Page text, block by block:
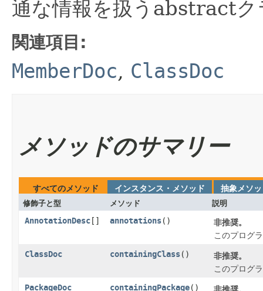
通な情報を扱うabstractク
関連項目:
MemberDoc, ClassDoc
メソッドのサマリー
すべてのメソッド インスタンス・メソッド 抽象メソ
修飾子と型 メソッド 説明
AnnotationDesc [] annotations()
非推奨。
このプログ
ClassDoc containingClass()
非推奨。
このプログ
PackageDoc containingPackage()